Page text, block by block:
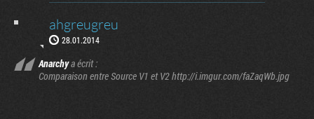
ahgreugreu
28.01.2014
Anarchya écrit :
Comparaison entre Source V1 et V2 http://i.imgur.com/faZaqWb.jpg